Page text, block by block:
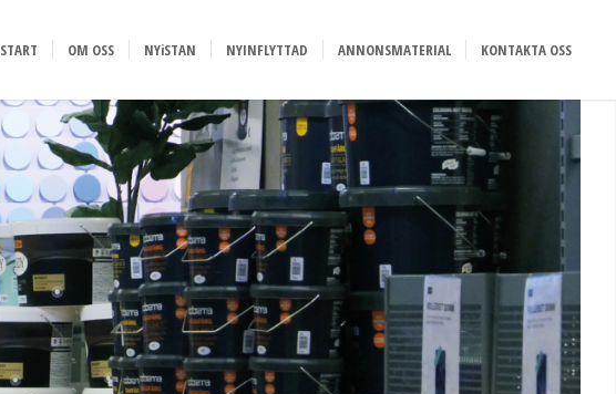
START OM OSS NYiSTAN NYINFLYTTAD ANNONSMATERIAL KONTAKTA OSS